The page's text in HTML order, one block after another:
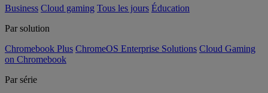
Business Cloud gaming Tous les jours Éducation
Par solution
Chromebook Plus ChromeOS Enterprise Solutions Cloud Gaming
on Chromebook
Par série